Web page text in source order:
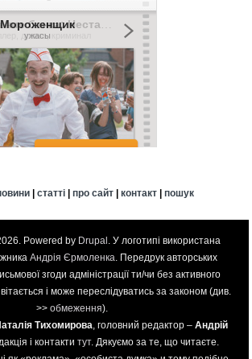
| статті| про сайт| контакт| пошук
Powered by Drupal . У логотипі використана
Андрія Єрмоленка. Передрук авторських
згоди адміністрації ти/чи без активного
і може переслідуватись за законом (див.
>> обмеження).
Тихомирова, головний редактор – Андрій
і контакти тут. Дякуємо за те, що читаєте.